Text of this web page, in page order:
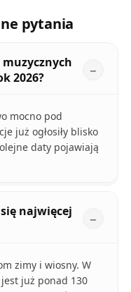
pytania
2026?
mocno pod
już ogłosiły blisko
daty pojawiają
najwięcej
zimy i wiosny. W
już ponad 130